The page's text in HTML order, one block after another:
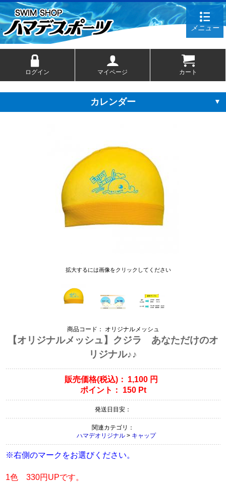
ログイン マイページ カート
メニュー
カレンダー
拡大するには画像をクリックしてください
商品コード： オリジナルメッシュ
【オリジナルメッシュ】クジラ あなただけのオ
リジナル♪♪
販売価格(税込)： 1,100円
ポイント： 150Pt
発送日目安：
関連カテゴリ：
ハマデオリジナル> キャップ
※右側のマークをお選びください。
1色 330円UPです。